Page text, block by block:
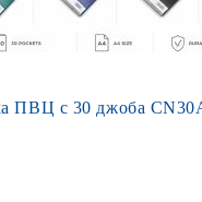
ПВЦ с 30 джоба